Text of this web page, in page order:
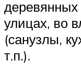
деревянных
улицах, во
(санузлы,
т.п.).